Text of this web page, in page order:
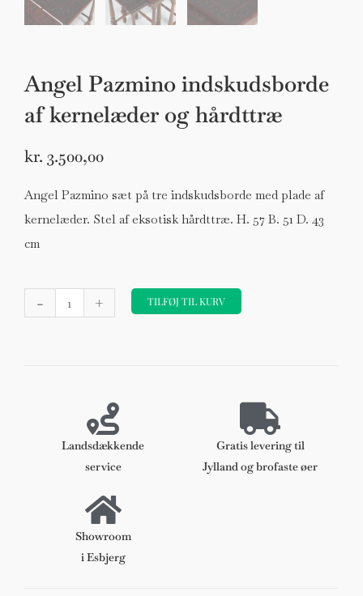
Angel Pazmino indskudsborde
af kernelæder og hårdttræ
kr. 3.500,00
Angel Pazmino sæt på tre indskudsborde med plade af
kernelæder. Stel af eksotisk hårdttræ. H. 57 B. 51 D. 43
cm
-
Pazmino
indskudsborde
+ TILFØJ TIL KURV
Landsdækkende
service
Gratis levering til
Jylland og brofaste øer
Showroom
i Esbjerg